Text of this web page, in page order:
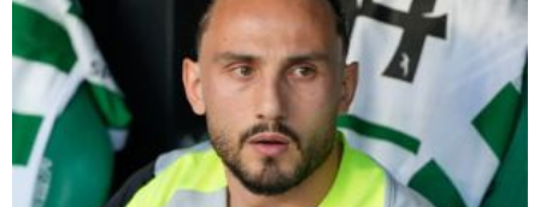
კატეგორიის ყველა სიახლე